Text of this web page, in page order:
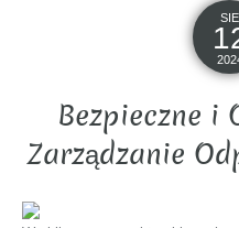
SIE
Bezpieczne i
Zarządzanie